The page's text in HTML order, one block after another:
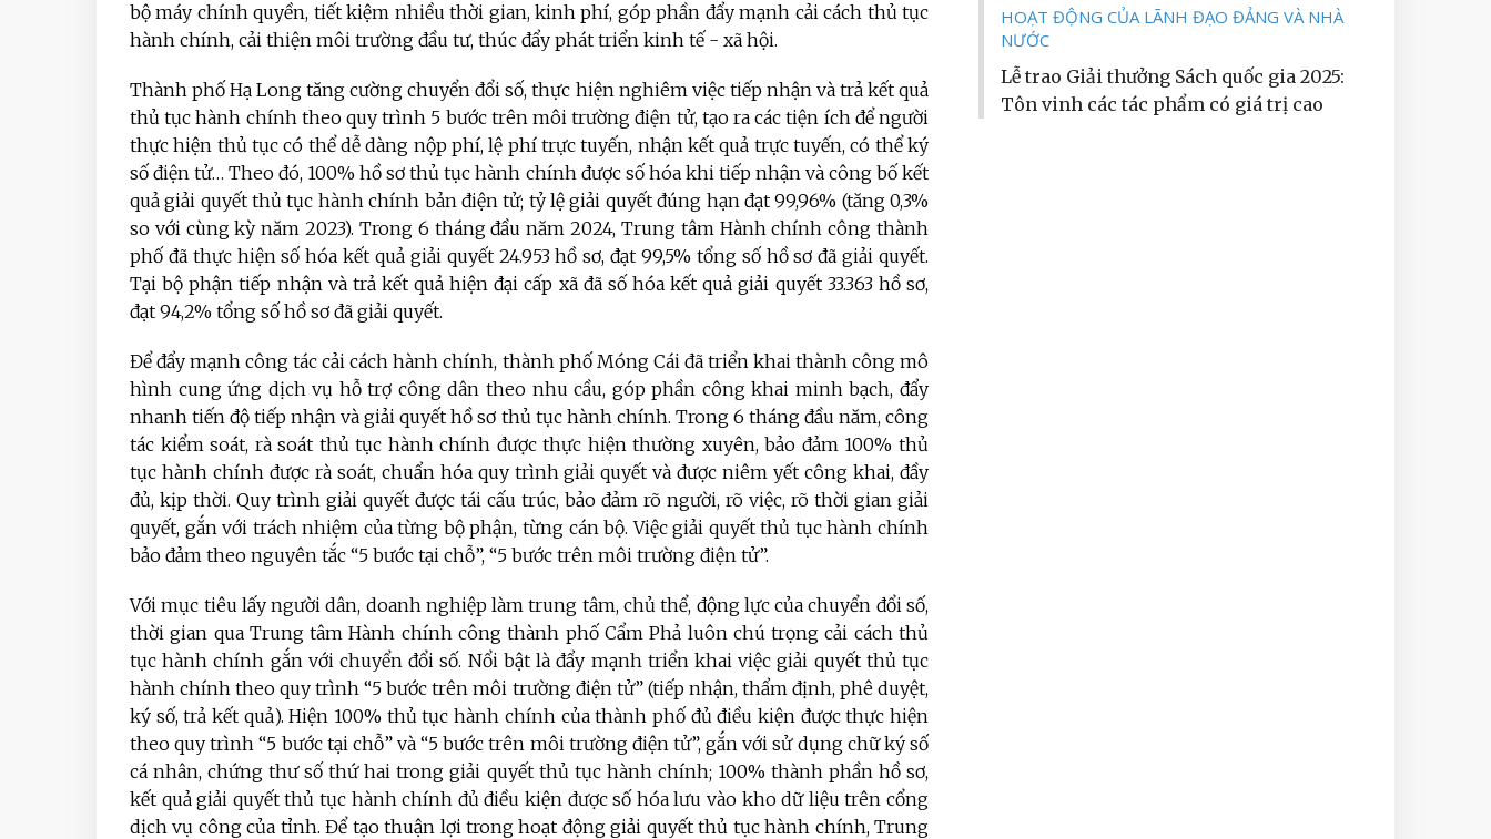
bộ máy chính quyền, tiết kiệm nhiều thời gian, kinh phí, góp phần đẩy mạnh cải cách thủ tục
hành chính, cải thiện môi trường đầu tư, thúc đẩy phát triển kinh tế - xã hội.
Thành phố Hạ Long tăng cường chuyển đổi số, thực hiện nghiêm việc tiếp nhận và trả kết quả
thủ tục hành chính theo quy trình 5 bước trên môi trường điện tử, tạo ra các tiện ích để người
thực hiện thủ tục có thể dễ dàng nộp phí, lệ phí trực tuyến, nhận kết quả trực tuyến, có thể ký
số điện tử… Theo đó, 100% hồ sơ thủ tục hành chính được số hóa khi tiếp nhận và công bố kết
quả giải quyết thủ tục hành chính bản điện tử; tỷ lệ giải quyết đúng hạn đạt 99,96% (tăng 0,3%
so với cùng kỳ năm 2023). Trong 6 tháng đầu năm 2024, Trung tâm Hành chính công thành
phố đã thực hiện số hóa kết quả giải quyết 24.953 hồ sơ, đạt 99,5% tổng số hồ sơ đã giải quyết.
Tại bộ phận tiếp nhận và trả kết quả hiện đại cấp xã đã số hóa kết quả giải quyết 33.363 hồ sơ,
đạt 94,2% tổng số hồ sơ đã giải quyết.
Để đẩy mạnh công tác cải cách hành chính, thành phố Móng Cái đã triển khai thành công mô
hình cung ứng dịch vụ hỗ trợ công dân theo nhu cầu, góp phần công khai minh bạch, đẩy
nhanh tiến độ tiếp nhận và giải quyết hồ sơ thủ tục hành chính. Trong 6 tháng đầu năm, công
tác kiểm soát, rà soát thủ tục hành chính được thực hiện thường xuyên, bảo đảm 100% thủ
tục hành chính được rà soát, chuẩn hóa quy trình giải quyết và được niêm yết công khai, đầy
đủ, kịp thời. Quy trình giải quyết được tái cấu trúc, bảo đảm rõ người, rõ việc, rõ thời gian giải
quyết, gắn với trách nhiệm của từng bộ phận, từng cán bộ. Việc giải quyết thủ tục hành chính
bảo đảm theo nguyên tắc “5 bước tại chỗ”, “5 bước trên môi trường điện tử”.
Với mục tiêu lấy người dân, doanh nghiệp làm trung tâm, chủ thể, động lực của chuyển đổi số,
thời gian qua Trung tâm Hành chính công thành phố Cẩm Phả luôn chú trọng cải cách thủ
tục hành chính gắn với chuyển đổi số. Nổi bật là đẩy mạnh triển khai việc giải quyết thủ tục
hành chính theo quy trình “5 bước trên môi trường điện tử” (tiếp nhận, thẩm định, phê duyệt,
ký số, trả kết quả). Hiện 100% thủ tục hành chính của thành phố đủ điều kiện được thực hiện
theo quy trình “5 bước tại chỗ” và “5 bước trên môi trường điện tử”, gắn với sử dụng chữ ký số
cá nhân, chứng thư số thứ hai trong giải quyết thủ tục hành chính; 100% thành phần hồ sơ,
kết quả giải quyết thủ tục hành chính đủ điều kiện được số hóa lưu vào kho dữ liệu trên cổng
dịch vụ công của tỉnh. Để tạo thuận lợi trong hoạt động giải quyết thủ tục hành chính, Trung
HOẠT ĐỘNG CỦA LÃNH ĐẠO ĐẢNG VÀ NHÀ
NƯỚC
Lễ trao Giải thưởng Sách quốc gia 2025:
Tôn vinh các tác phẩm có giá trị cao